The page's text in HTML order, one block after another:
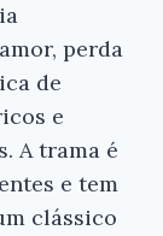
perda
de
e
A trama é
e tem
clássico